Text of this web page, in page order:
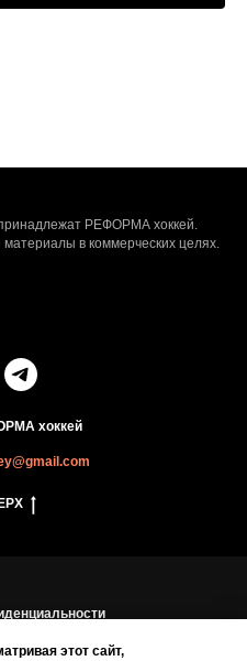
РЕФОРМА хоккей.
в коммерческих целях.
хоккей
этот сайт,